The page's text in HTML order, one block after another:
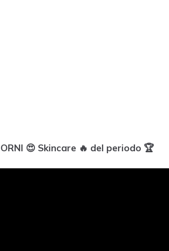
😍 Skincare 🔥 del periodo 🏆